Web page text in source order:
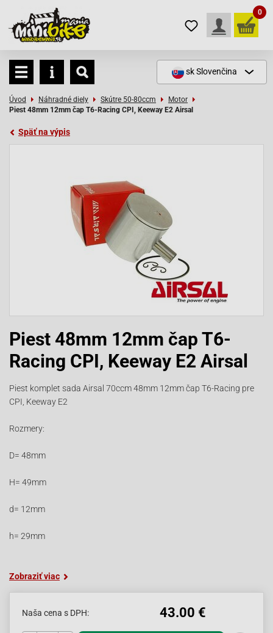
0
skSlovenčina
Úvod Náhradné diely Skútre 50-80ccm
Motor
Piest 48mm 12mm čap T6-Racing CPI, Keeway E2 Airsal
Späť na výpis
Piest 48mm 12mm čap T6-
Racing CPI, Keeway E2 Airsal
Piest komplet sada Airsal 70ccm 48mm 12mm čap T6-Racing pre
CPI, Keeway E2
Rozmery:
D= 48mm
H= 49mm
d= 12mm
h= 29mm
Zobraziť viac
Naša cena s DPH: 43.00 €